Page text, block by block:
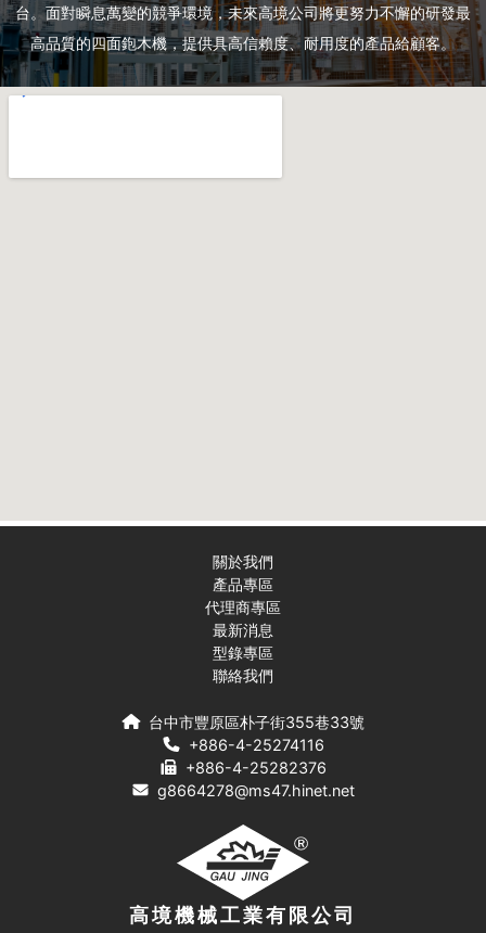
台。面對瞬息萬變的競爭環境，未來高境公司將更努力不懈的研發最
高品質的四面鉋木機，提供具高信賴度、耐用度的產品給顧客。
高境機械工業有限公司
台中市豐原區朴子街355巷33號
+886-4-25274116
+886-4-25282376
g8664278@ms47.hinet.net
關於我們
產品專區
代理商專區
最新消息
型錄專區
聯絡我們